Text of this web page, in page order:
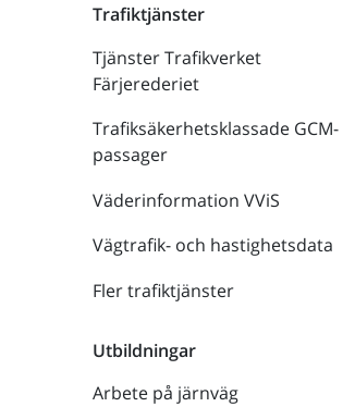
Trafiktjänster
Tjänster Trafikverket
Färjerederiet
Trafiksäkerhetsklassade GCM-
passager
Väderinformation VViS
Vägtrafik- och hastighetsdata
Fler trafiktjänster
Utbildningar
Arbete på järnväg